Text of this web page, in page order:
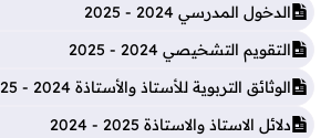
الدخول المدرسي 2024 - 2025
التقويم التشخيصي 2024 - 2025
الوثائق التربوية للأستاذ والأستاذة 2024 - 2025
دلائل الاستاذ والاستاذة 2025 - 2024